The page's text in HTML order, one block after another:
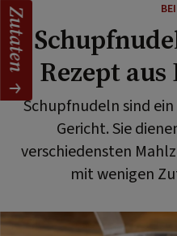
Rezept
Schupfnudeln sind
Gericht. Sie
verschiedensten
mit wenigen
Zutaten